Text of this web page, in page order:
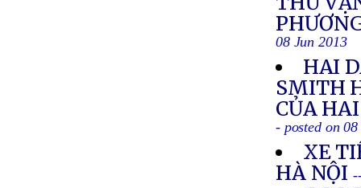
08 Jun 2013
HAI
SMITH
CỦA
- posted on
XE
HÀ NỘI